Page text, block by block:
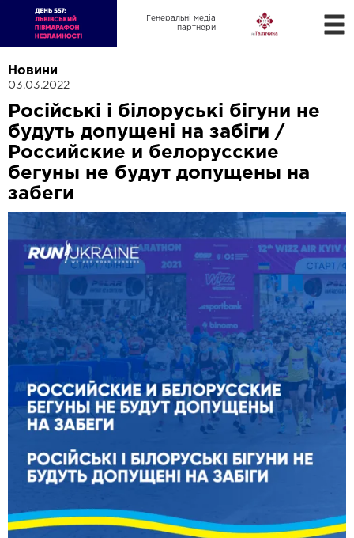
Генеральні медіа
партнери
Новини
03.03.2022
Російські і білоруські бігуни не
будуть допущені на забіги /
Российские и белорусские
бегуны не будут допущены на
забеги